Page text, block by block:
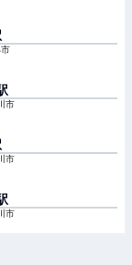
市
市
市